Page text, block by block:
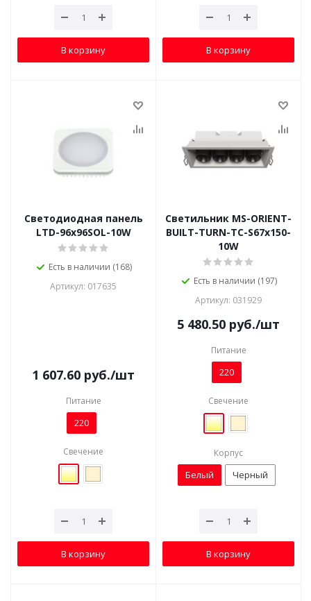
В корзину В корзину
Светодиодная панель
LTD-96x96SOL-10W
Есть в наличии (168)
Артикул: 017635
1 607.60 руб./шт
Питание
220
Свечение
В корзину
Светильник MS-ORIENT-
BUILT-TURN-TC-S67x150-
10W
Есть в наличии (197)
Артикул: 031929
5 480.50 руб./шт
Питание
220
Свечение
Корпус
Белый Черный
В корзину